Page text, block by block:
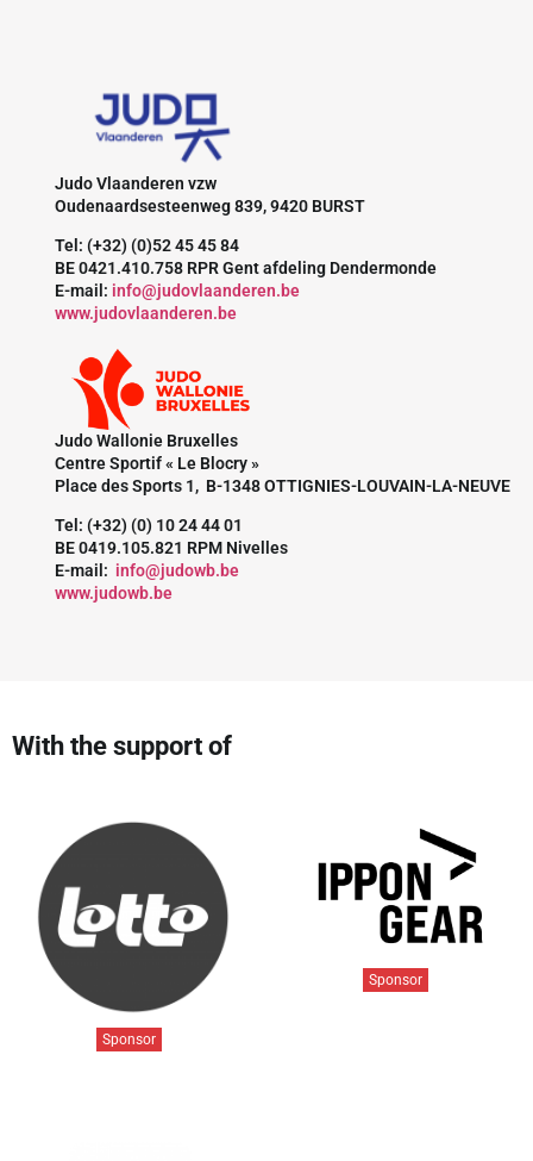
Judo Vlaanderen vzw
Oudenaardsesteenweg 839, 9420 BURST
Tel: (+32) (0)52 45 45 84
BE 0421.410.758 RPR Gent afdeling Dendermonde
E-mail: info@judovlaanderen.be
www.judovlaanderen.be
Judo Wallonie Bruxelles
Centre Sportif « Le Blocry »
Place des Sports 1, B-1348 OTTIGNIES-LOUVAIN-LA-NEUVE
Tel: (+32) (0) 10 24 44 01
BE 0419.105.821 RPM Nivelles
E-mail: info@judowb.be
www.judowb.be
With the support of
Sponsor
Sponsor